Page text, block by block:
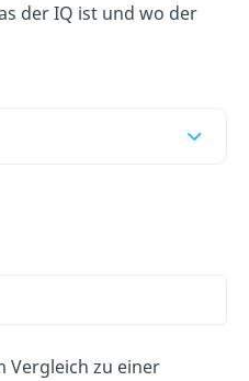
der IQ ist und wo der
Vergleich zu einer